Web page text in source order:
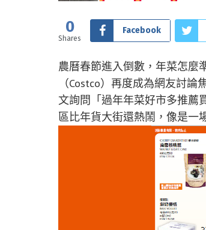
0
Shares
Facebook
農曆春節進入倒數，年菜怎麼
（Costco）再度成為網友討
文詢問「過年年菜好市多推薦
區比年貨大街還熱鬧，像是一